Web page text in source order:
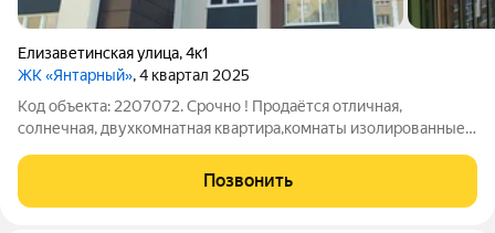
Елизаветинская улица,4к1
ЖК «Янтарный», 4 квартал 2025
Код объекта: 2207072. Срочно ! Продаётся отличная,
солнечная, двухкомнатная квартира,комнаты изолированные,с
десятом этаже десятиэтажного кирпичного дома.Серый ключ,
дает преимущество воплотить свои
Позвонить